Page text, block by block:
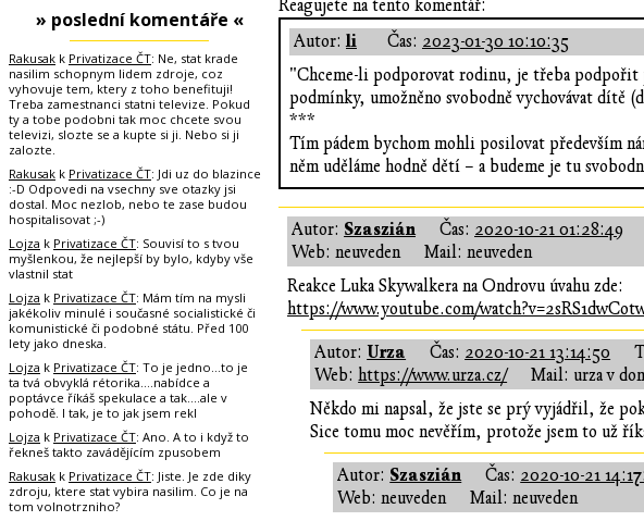
Reagujete na tento komentář:
Autor:li Čas: 2023-01-30 10:10:35
"Chceme-li podporovat rodinu, je třeba
podmínky, umožněno svobodně vychovávat
***
Tím pádem bychom mohli posilovat především
něm uděláme hodně dětí – a budeme je tu
Autor: Szaszián Čas: 2020-10-21 01:28:49
Web: neuveden
Mail: neuveden
Reakce Luka Skywalkera na Ondrovu úvahu zde:
https://www.youtube.com/
Autor: Urza Čas: 2020-10-21 13:14:50
Web:https://www.urza.cz/
Mail: urza v
Někdo mi napsal, že jste se prý vyjádřil, že
Sice tomu moc nevěřím, protože jsem to už
Autor: Szaszián Čas: 2020-10-21
Web: neuveden
Mail: neuveden
» poslední komentáře «
Rakusak k Privatizace ČT: Ne, stat krade
nasilim schopnym lidem zdroje, coz
vyhovuje tem, ktery z toho benefituji!
Treba zamestnanci statni televize. Pokud
ty a tobe podobni tak moc chcete svou
televizi, slozte se a kupte si ji. Nebo si ji
zalozte.
Rakusak k Privatizace ČT: Jdi uz do blazince
:-D Odpovedi na vsechny sve otazky jsi
dostal. Moc nezlob, nebo te zase budou
hospitalisovat ;-)
Lojza k Privatizace ČT: Souvisí to s tvou
myšlenkou, že nejlepší by bylo, kdyby vše
vlastnil stat
Lojza k Privatizace ČT: Mám tím na mysli
jakékoliv minulé i současné socialistické či
komunistické či podobné státu. Před 100
lety jako dneska.
Lojza k Privatizace ČT: To je jedno...to je
ta tvá obvyklá rétorika....nabídce a
poptávce říkáš spekulace a tak....ale v
pohodě. I tak, je to jak jsem rekl
Lojza k Privatizace ČT: Ano. A to i když to
řekneš takto zavádějícím zpusobem
Rakusak k Privatizace ČT: Jiste. Je zde diky
zdroju, ktere stat vybira nasilim. Co je na
tom volnotrzniho?